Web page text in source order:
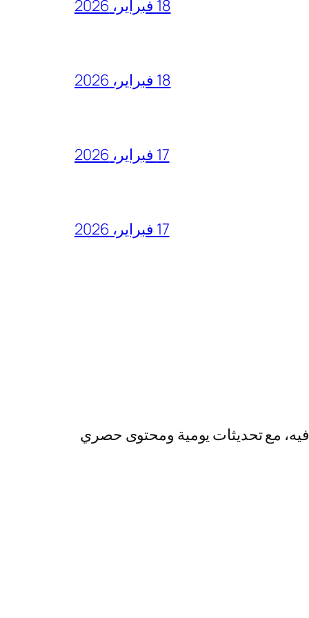
18 فبراير، 2026
18 فبراير، 2026
17 فبراير، 2026
17 فبراير، 2026
مع تحديثات يومية ومحتوى حصري